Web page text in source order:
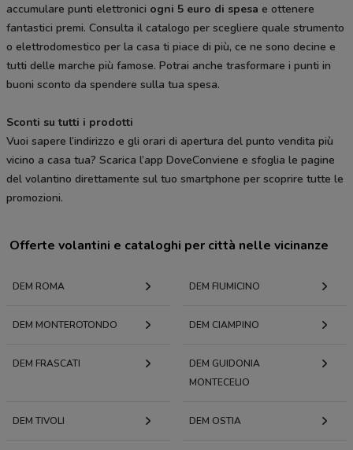
accumulare punti elettronici ogni 5 euro di spesa e ottenere
fantastici premi. Consulta il catalogo per scegliere quale strumento
o elettrodomestico per la casa ti piace di più, ce ne sono decine e
tutti delle marche più famose. Potrai anche trasformare i punti in
buoni sconto da spendere sulla tua spesa.
Sconti su tutti i prodotti
Vuoi sapere l’indirizzo e gli orari di apertura del punto vendita più
vicino a casa tua? Scarica l’app DoveConviene e sfoglia le pagine
del volantino direttamente sul tuo smartphone per scoprire tutte le
promozioni.
Offerte volantini e cataloghi per città nelle vicinanze
DEM ROMA DEM FIUMICINO
DEM MONTEROTONDO DEM CIAMPINO
DEM FRASCATI
DEM GUIDONIA
MONTECELIO
DEM TIVOLI DEM OSTIA